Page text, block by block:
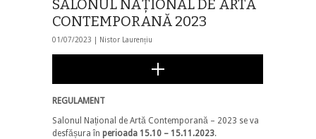
SALONUL NAȚIONAL DE ARTĂ
CONTEMPORANĂ 2023
01/07/2023 | Nistor Laurențiu
REGULAMENT
Salonul Național de Artă Contemporană – 2023 se va
desfășura în perioada 15.10 – 15.11.2023.